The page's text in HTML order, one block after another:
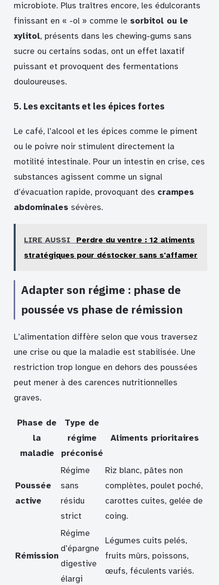
microbiote. Plus traîtres encore, les édulcorants
finissant en « -ol » comme le sorbitol ou le
xylitol, présents dans les chewing-gums sans
sucre ou certains sodas, ont un effet laxatif
puissant et provoquent des fermentations
douloureuses.
5. Les excitants et les épices fortes
Le café, l’alcool et les épices comme le piment
ou le poivre noir stimulent directement la
motilité intestinale. Pour un intestin en crise, ces
substances agissent comme un signal
d’évacuation rapide, provoquant des crampes
abdominales sévères.
LIRE AUSSI
Perdre du ventre : 12 aliments
stratégiques pour déstocker sans s'affamer
Adapter son régime : phase de
poussée vs phase de rémission
L’alimentation diffère selon que vous traversez
une crise ou que la maladie est stabilisée. Une
restriction trop longue en dehors des poussées
peut mener à des carences nutritionnelles
graves.
Phase de
la
maladie
Type de
régime
préconisé
Aliments prioritaires
Poussée
active
Régime
sans
résidu
strict
Riz blanc, pâtes non
complètes, poulet poché,
carottes cuites, gelée de
coing.
Rémission
Régime
d’épargne
digestive
élargi
Légumes cuits pelés,
fruits mûrs, poissons,
œufs, féculents variés.